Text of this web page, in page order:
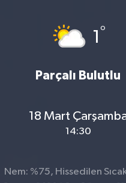
1°
Parçalı Bulutlu
18 Mart
14:30
Nem: %75, Hissedilen